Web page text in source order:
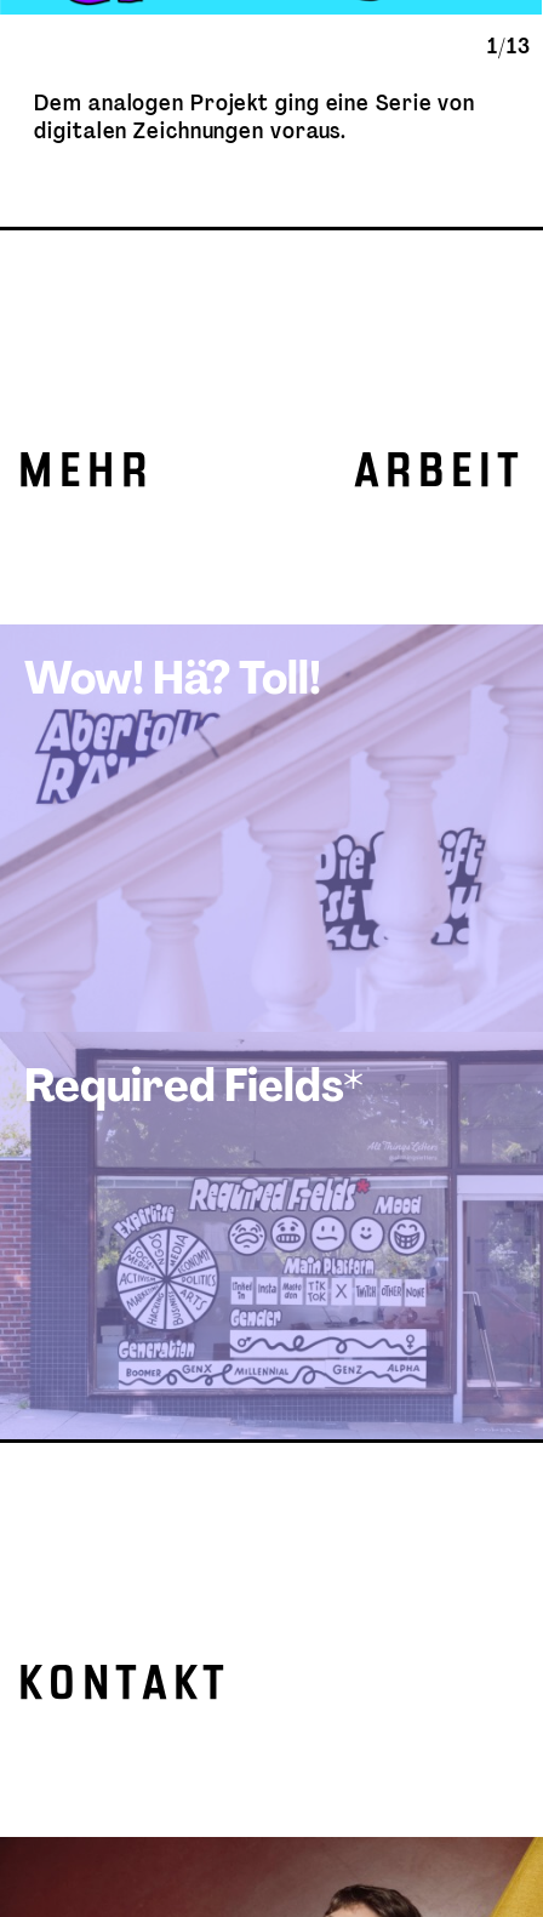
1/13
Dem analogen Projekt ging eine Serie von
digitalen Zeichnungen voraus.
MEHR ARBEIT
Wow! Hä? Toll!
Required Fields*
KONTAKT